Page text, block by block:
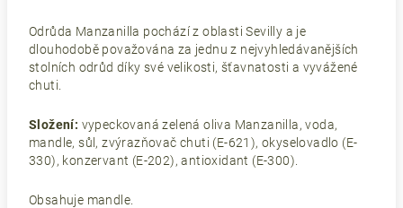
Odrůda Manzanilla pochází z oblasti Sevilly a je
dlouhodobě považována za jednu z nejvyhledávanějších
stolních odrůd díky své velikosti, šťavnatosti a vyvážené
chuti.
Složení: vypeckovaná zelená oliva Manzanilla, voda,
mandle, sůl, zvýrazňovač chuti (E-621), okyselovadlo (E-
330), konzervant (E-202), antioxidant (E-300).
Obsahuje mandle.